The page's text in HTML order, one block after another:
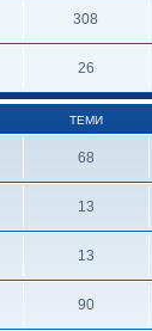
308
26
ТЕМИ
68
13
13
90